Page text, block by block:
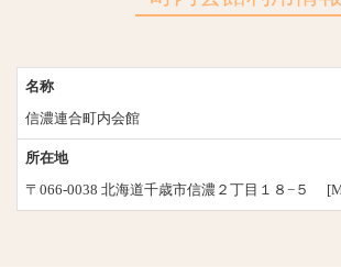
名称
信濃連合町内会館
所在地
〒066-0038 北海道千歳市信濃２丁目１８−５